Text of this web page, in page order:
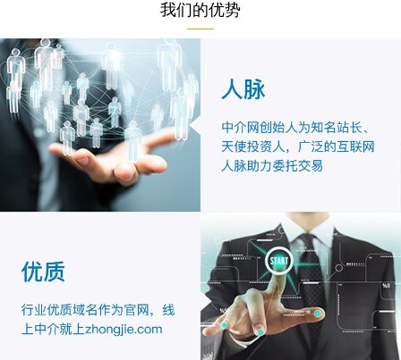
我们的优势